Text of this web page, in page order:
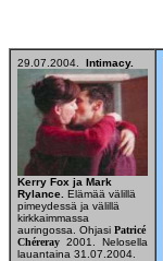
29.07.2004. Intimacy.
Kerry Fox ja Mark
Rylance. Elämää välillä
pimeydessä ja välillä
kirkkaimmassa
auringossa. Ohjasi Patricé
Chéreray 2001. Nelosella
lauantaina 31.07.2004.